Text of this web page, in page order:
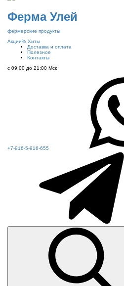
Ферма Улей
фермерские продукты
Акции% Хиты
Доставка и оплата
Полезное
Контакты
с 09:00 до 21:00 Мск
+7-916-5-916-655